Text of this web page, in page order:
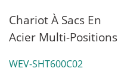
Chariot À Sacs En
Acier Multi-Positions
Crevaison
WEV-SHT600C02